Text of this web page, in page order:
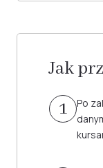
Jak
1
Po